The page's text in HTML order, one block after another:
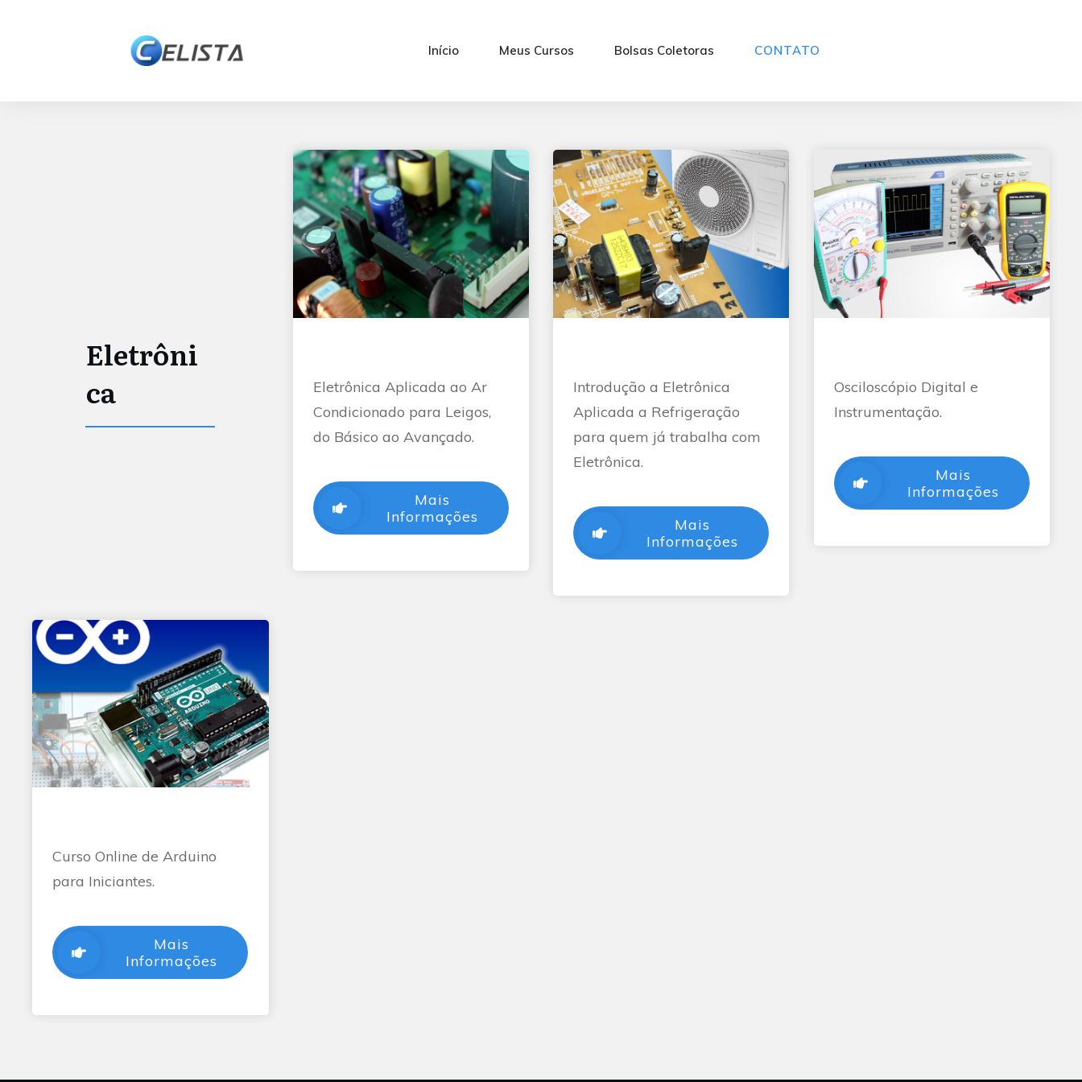
Início Meus Cursos Bolsas Coletoras CONTATO
Eletrôni
Ca
Eletrônica Aplicada ao Ar
Condicionado para Leigos,
do Básico ao Avançado.
Mais
Informações
Introdução a Eletrônica
Aplicada a Refrigeração
para quem já trabalha com
Eletrônica.
Mais
Informações
Osciloscópio Digital e
Instrumentação.
Mais
Informações
Curso Online de Arduino
para Iniciantes.
Mais
Informações